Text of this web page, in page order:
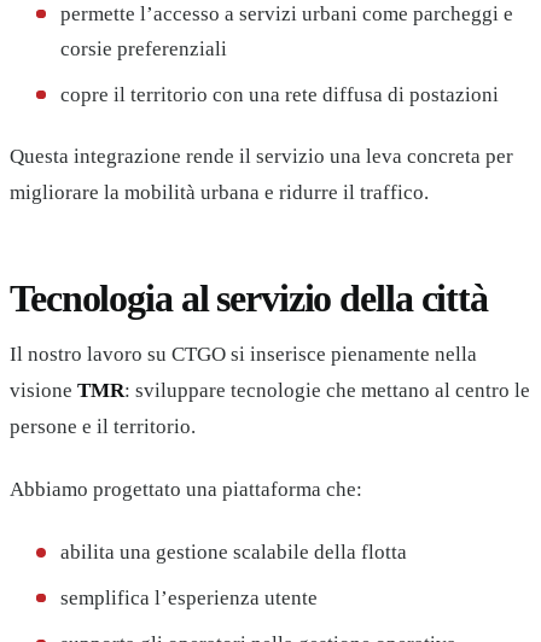
permette l’accesso a servizi urbani come parcheggi e
corsie preferenziali
copre il territorio con una rete diffusa di postazioni
Questa integrazione rende il servizio una leva concreta per
migliorare la mobilità urbana e ridurre il traffico.
Tecnologia al servizio della città
Il nostro lavoro su CTGO si inserisce pienamente nella
visione TMR: sviluppare tecnologie che mettano al centro le
persone e il territorio.
Abbiamo progettato una piattaforma che:
abilita una gestione scalabile della flotta
semplifica l’esperienza utente